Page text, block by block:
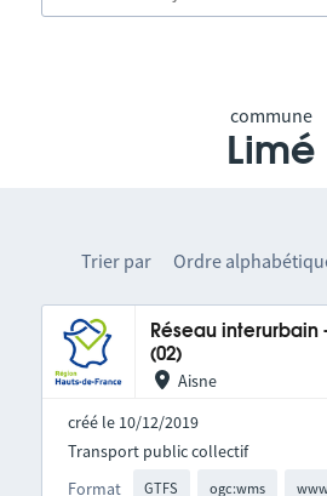
commune
Limé
Trier par Ordre
Réseau interurbain
(02)
Aisne
créé le 10/12/2019
Format GTFS ogc:wms
Transport public collectif